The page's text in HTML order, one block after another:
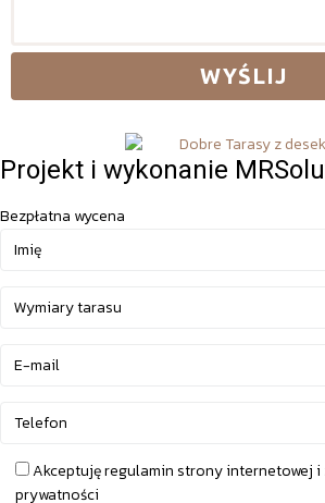
Projekt i wykonanie
Bezpłatna wycena
Akceptuję regulamin strony internetowej i
prywatności